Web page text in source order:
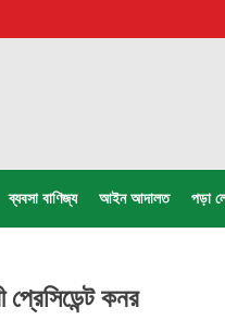
ব্যবসা বাণিজ্য আইন আদালত পড়া
প্রেসিডেন্ট কনর